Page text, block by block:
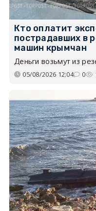
Кто оплатит
пострадавших в
машин крымчан
Деньги возьмут из
05/08/2026 12:04 0